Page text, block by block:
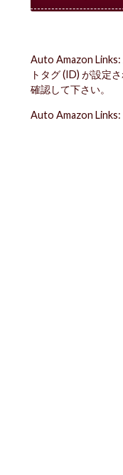
Auto Amazon
トタグ (ID) が設定
確認して下さい。
Auto Amazon Links: